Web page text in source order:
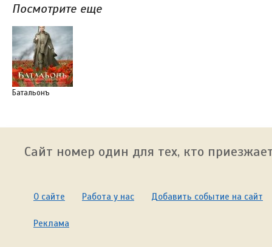
Посмотрите еще
Батальонъ
Сайт номер один для тех, кто
О сайте Работа у нас Добавить событие на сайт
Реклама